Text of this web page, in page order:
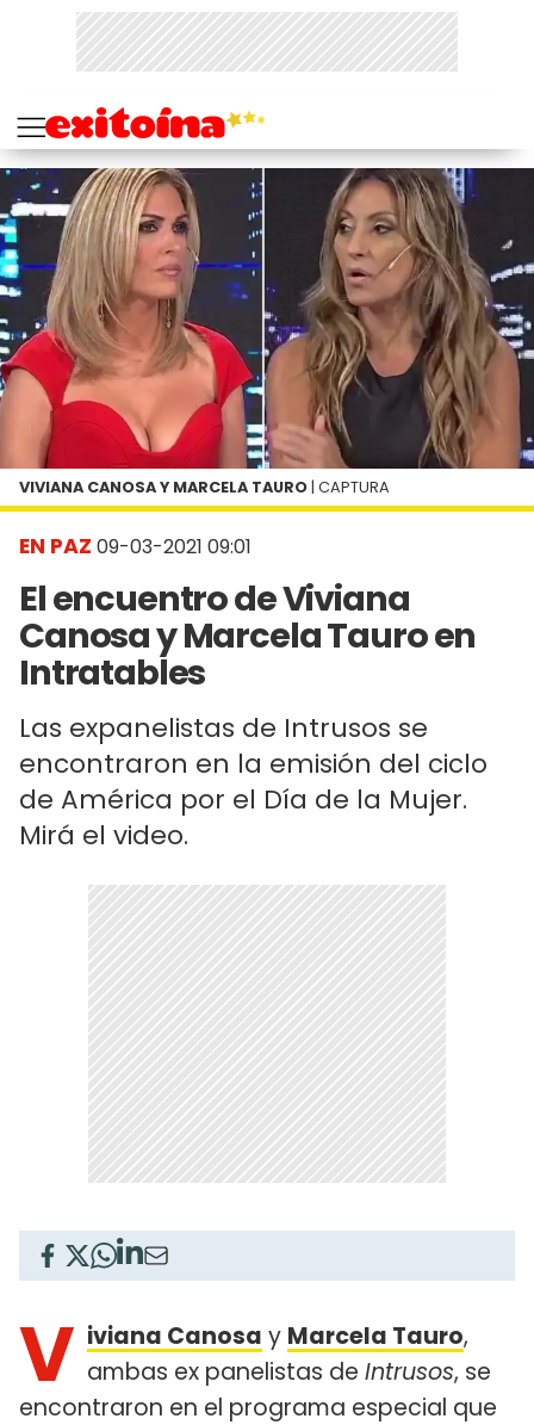
EN PAZ 09-03-2021 09:01
El encuentro de Viviana
Canosa y Marcela Tauro en
Intratables
Las expanelistas de Intrusos se
encontraron en la emisión del ciclo
de América por el Día de la Mujer.
Mirá el video.
VIVIANA CANOSA Y MARCELA TAURO | CAPTURA
V iviana Canosa y Marcela Tauro,
ambas ex panelistas de Intrusos, se
encontraron en el programa especial que